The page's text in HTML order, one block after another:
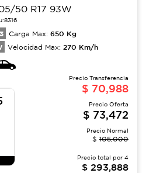
50 R17 93W
8316
Carga Max: 650 Kg
Velocidad Max: 270 Km/h
Precio Transferencia
$ 70,988
Precio Oferta
$ 73,472
Precio Normal
$ 105,000
Precio total por 4
$ 293,888